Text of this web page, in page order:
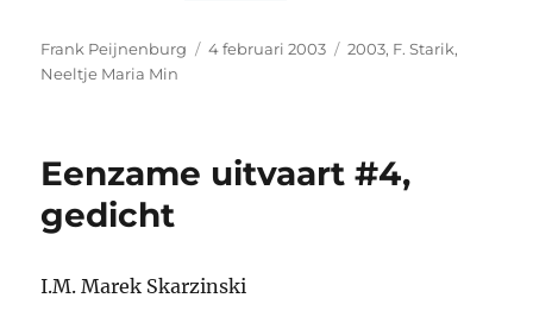
Auteur
Frank Peijnenburg
Geplaatst
4 februari 2003 Tags
2003, F. Starik,
Neeltje Maria Min
Eenzame uitvaart #4,
gedicht
I.M. Marek Skarzinski